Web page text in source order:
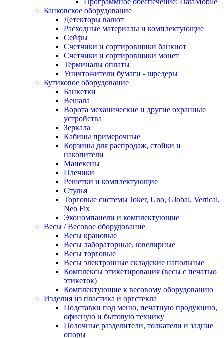
Программное обеспечение: DataMobile
Банковское оборудование
Детекторы валют
Расходные материалы и комплектующие
Сейфы
Счетчики и сортировщики банкнот
Счетчики и сортировщики монет
Терминалы оплаты
Уничтожители бумаги - шредеры
Бутиковое оборудование
Банкетки
Вешала
Ворота механические и другие охранные
устройства
Зеркала
Кабины примерочные
Корзины для распродаж, стойки и
накопители
Манекены
Плечики
Решетки и комплектующие
Стулья
Торговые системы Joker, Uno, Global, Vertical,
Neo Fix
Экономпанели и комплектующие
Весы / Весовое оборудование
Весы крановые
Весы лабораторные, ювелирные
Весы торговые
Весы электронные складские напольные
Комплексы этикетирования (весы с печатью
этикеток)
Комплектующие к весовому оборудованию
Изделия из пластика и оргстекла
Подставки под меню, печатную продукцию,
офисную и бытовую технику
Полочные разделители, толкатели и задние
опоры